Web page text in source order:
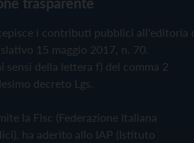
i contributi pubblici all'editoria
15 maggio 2017, n. 70.
sensi della lettera f) del comma 2
decreto Lgs.
la Fisc (Federazione Italiana
ha aderito allo IAP (Istituto